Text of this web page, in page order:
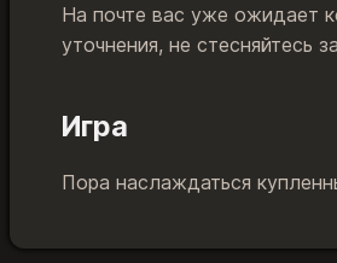
На почте вас уже ожидает
уточнения, не стесняйтесь
Игра
Пора наслаждаться